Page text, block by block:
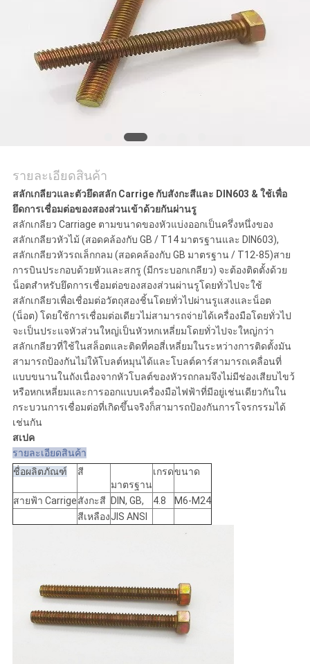
เว็บไซต์
PRIVACY
รายละเอียดสินค้า
สลักเกลียวและตัวยึดสลัก Carrige กับสังกะสีและ DIN603 & ใช้เพื่อ
ยึดการเชื่อมต่อของสองส่วนเข้าด้วยกันผ่านรู
สลักเกลียว Carriage ตามขนาดของหัวแบ่งออกเป็นครึ่งหนึ่งของ
สลักเกลียวหัวไม้ (สอดคล้องกับ GB / T14 มาตรฐานและ DIN603),
สลักเกลียวหัวรถเล็กกลม (สอดคล้องกับ GB มาตรฐาน / T12-85)สาย
การบินประกอบด้วยหัวและสกรู (มีกระบอกเกลียว) จะต้องติดตั้งด้วย
น็อตสำหรับยึดการเชื่อมต่อของสองส่วนผ่านรูโดยทั่วไปจะใช้
สลักเกลียวเพื่อเชื่อมต่อวัตถุสองชิ้นโดยทั่วไปผ่านรูแสงและน็อต
(น็อต) โดยใช้การเชื่อมต่อเดียวไม่สามารถจ่ายได้เครื่องมือโดยทั่วไป
จะเป็นประแจหัวส่วนใหญ่เป็นหัวหกเหลี่ยมโดยทั่วไปจะใหญ่กว่า
สลักเกลียวที่ใช้ในสล็อตและติดที่คอสี่เหลี่ยมในระหว่างการติดตั้งมัน
สามารถป้องกันไม่ให้โบลต์หมุนได้และโบลต์คาร์สามารถเคลื่อนที่
แบบขนานในถังเนื่องจากหัวโบลต์ของหัวรถกลมจึงไม่มีช่องเสียบไขว้
หรือหกเหลี่ยมและการออกแบบเครื่องมือไฟฟ้าที่มีอยู่เช่นเดียวกันใน
กระบวนการเชื่อมต่อที่เกิดขึ้นจริงก็สามารถป้องกันการโจรกรรมได้
เช่นกัน
สเปค
รายละเอียดสินค้า
ชื่อผลิตภัณฑ์
สี
มาตรฐาน
เกรดขนาด
สายฟ้า Carrigeสังกะสี DIN, GB, 4.8
M6-M24
สีเหลืองJIS ANSI